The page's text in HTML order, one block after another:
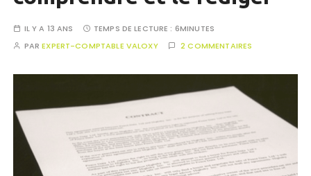
IL Y A 13 ANS TEMPS DE LECTURE : 6MINUTES
PAREXPERT-COMPTABLE VALOXY 2 COMMENTAIRES